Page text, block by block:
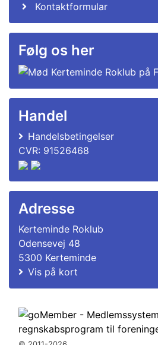
Kontaktformular
Følg os her
Handel
Handelsbetingelser
CVR: 91526468
Adresse
Kerteminde Roklub
Odensevej 48
5300 Kerteminde
Vis på kort